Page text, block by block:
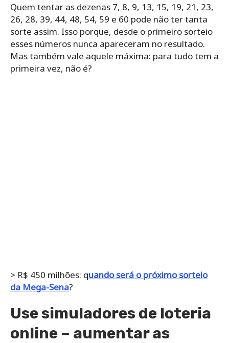
Quem tentar as dezenas 7, 8, 9, 13, 15, 19, 21, 23,
26, 28, 39, 44, 48, 54, 59 e 60 pode não ter tanta
sorte assim. Isso porque, desde o primeiro sorteio
esses números nunca apareceram no resultado.
Mas também vale aquele máxima: para tudo tem a
primeira vez, não é?
> R$ 450 milhões: quando será o próximo sorteio
da Mega-Sena?
Use simuladores de loteria
online – aumentar as